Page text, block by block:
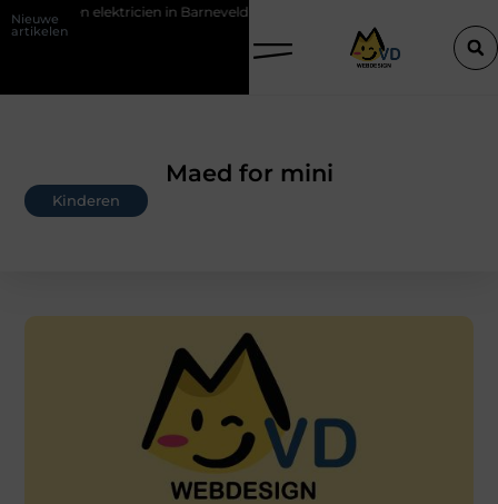
Nieuwe
artikelen
in Barneveld De Perfecte Gids voor Vloerbedekking in
Maed for mini
Kinderen